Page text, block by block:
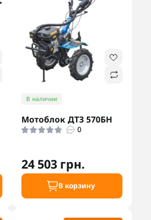
В наличии
Мотоблок ДТЗ 570БН
0
24 503 грн.
В корзину